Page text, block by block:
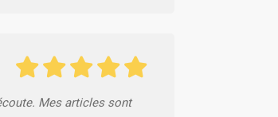
Mes articles sont